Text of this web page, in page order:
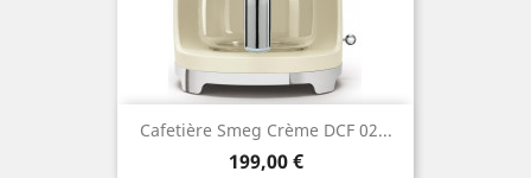
Cafetière Smeg Crème DCF 02...
Prix
199,00 €